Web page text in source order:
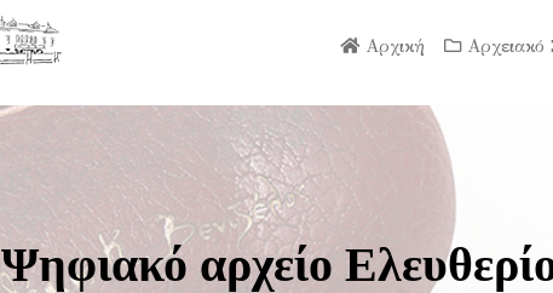
Αρχική Αρχειακό
Ψηφιακό αρχείο